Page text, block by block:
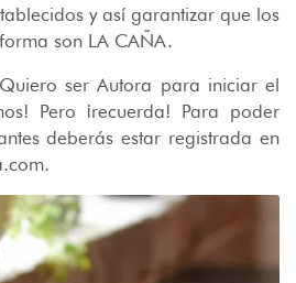
y así garantizar que los
son LA CAÑA.
ser Autora para iniciar el
Pero ¡recuerda! Para poder
deberás estar registrada en